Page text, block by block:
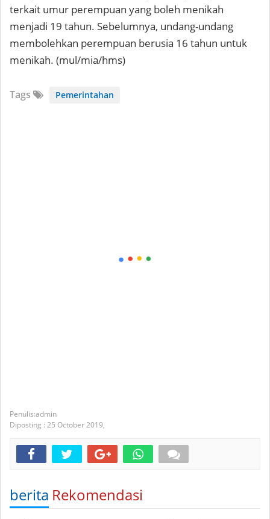
terkait umur perempuan yang boleh menikah
menjadi 19 tahun. Sebelumnya, undang-undang
membolehkan perempuan berusia 16 tahun untuk
menikah. (mul/mia/hms)
Tags Pemerintahan
admin
Diposting : 25 October 2019,
berita Rekomendasi